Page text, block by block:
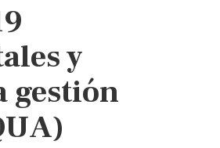
y
gestión